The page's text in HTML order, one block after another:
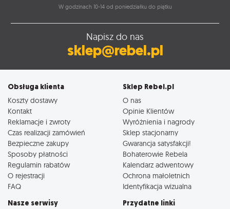
W godzinach 10-14 od poniedziałku do piątku
Napisz do nas
sklep@rebel.pl
Obsługa klienta
Koszty dostawy
Kontakt
Reklamacje i zwroty
Czas realizacji zamówień
Bezpieczne zakupy
Sposoby płatności
Regulamin rabatów
O rejestracji
FAQ
Sklep Rebel.pl
O nas
Opinie Klientów
Wyróżnienia i nagrody
Sklep stacjonarny
Gwarancja satysfakcji!
Bohaterowie Rebela
Kalendarz adwentowy
Ochrona małoletnich
Identyfikacja wizualna
Nasze serwisy Przydatne linki